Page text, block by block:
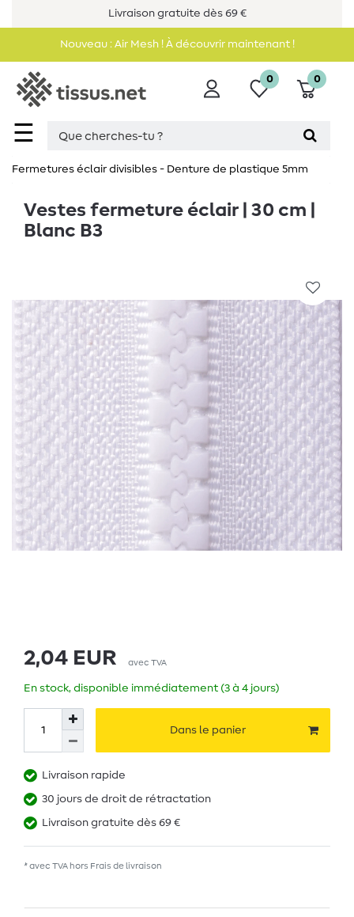
Livraison gratuite dès 69 €
Nouveau : Air Mesh ! À découvrir maintenant !
☰
0 0
Fermetures éclair divisibles - Denture de plastique 5mm
Vestes fermeture éclair | 30 cm |
Blanc B3
2,04 EUR avec TVA
En stock, disponible immédiatement (3 à 4 jours)
Dans le panier
Livraison rapide
30 jours de droit de rétractation
Livraison gratuite dès 69 €
* avec TVA hors Frais de livraison